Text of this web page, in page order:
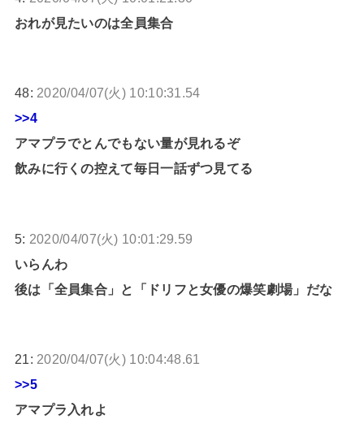
おれが見たいのは全員集合
48: 2020/04/07(火) 10:10:31.54
>>4
アマプラでとんでもない量が見れるぞ
飲みに行くの控えて毎日一話ずつ見てる
5: 2020/04/07(火) 10:01:29.59
いらんわ
後は「全員集合」と「ドリフと女優の爆笑劇場」だな
21: 2020/04/07(火) 10:04:48.61
>>5
アマプラ入れよ